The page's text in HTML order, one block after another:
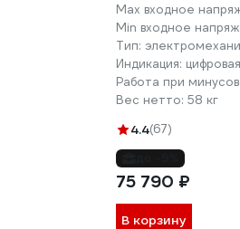
Max входное
Min входное
Тип:
Индикация: цифровая
Работа при
Вес нетто: 58 кг
4.4(67)
75 790 ₽
В корзину